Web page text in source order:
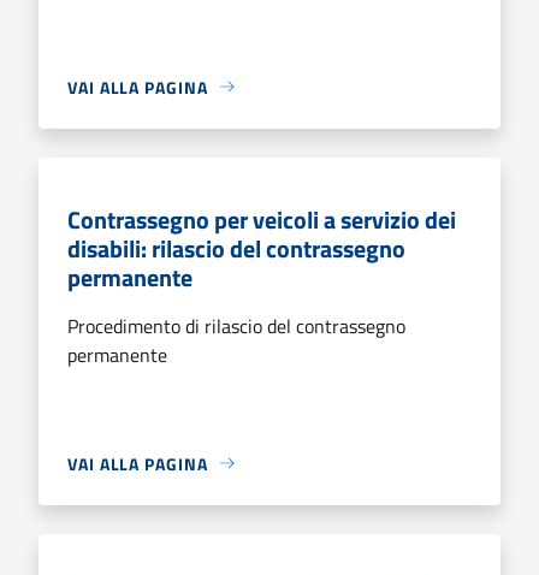
VAI ALLA PAGINA
Contrassegno per veicoli a servizio dei
disabili: rilascio del contrassegno
permanente
Procedimento di rilascio del contrassegno
permanente
VAI ALLA PAGINA